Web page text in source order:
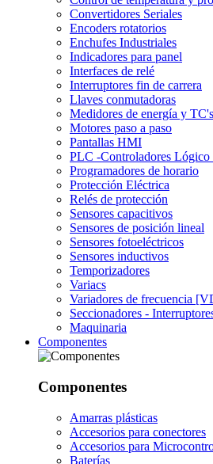
Convertidores Seriales
Encoders rotatorios
Enchufes Industriales
Indicadores para panel
Interfaces de relé
Interruptores fin de carrera
Llaves conmutadoras
Medidores de energía y
Motores paso a paso
Pantallas HMI
PLC -Controladores Lógico
Programadores de horario
Protección Eléctrica
Relés de protección
Sensores capacitivos
Sensores de posición lineal
Sensores fotoeléctricos
Sensores inductivos
Temporizadores
Variacs
Variadores de frecuencia
Seccionadores -
Maquinaria
Componentes
Componentes
Amarras plásticas
Accesorios para conectores
Accesorios para
Baterías